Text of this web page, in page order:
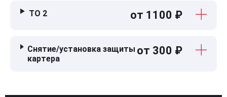
ТО 2 от 1100 ₽
Снятие/установка защиты
картера
от 300 ₽